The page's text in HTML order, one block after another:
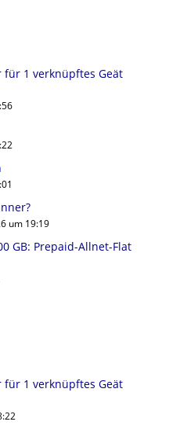
für 1 verknüpftes Geät
um 19:19
GB: Prepaid-Allnet-Flat
für 1 verknüpftes Geät